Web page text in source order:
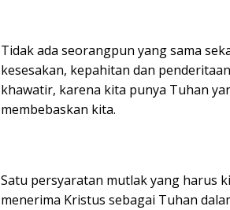
Tidak ada seorangpun yang sama
kesesakan, kepahitan dan
khawatir, karena kita punya Tuhan
membebaskan kita.
Satu persyaratan mutlak yang harus
menerima Kristus sebagai Tuhan